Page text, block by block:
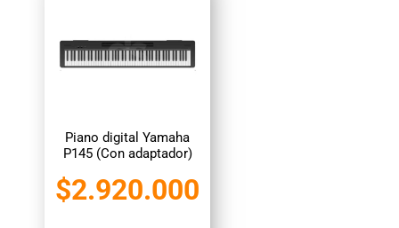
Piano digital Yamaha
P145 (Con adaptador)
$2.920.000